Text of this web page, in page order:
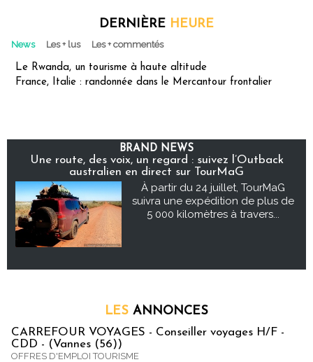
DERNIÈRE HEURE
News Les + lus Les + commentés
Le Rwanda, un tourisme à haute altitude
France, Italie : randonnée dans le Mercantour frontalier
BRAND NEWS
Une route, des voix, un regard : suivez l’Outback
australien en direct sur TourMaG
À partir du 24 juillet, TourMaG
suivra une expédition de plus de
5 000 kilomètres à travers...
LES ANNONCES
CARREFOUR VOYAGES - Conseiller voyages H/F -
CDD - (Vannes (56))
OFFRES D'EMPLOI TOURISME